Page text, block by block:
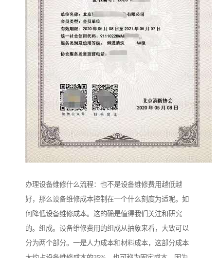
办理设备维修什么流程：也不是设备维修费用越低越
好，那么设备维修成本控制在一个什么刻度为适呢。如
何降低设备维修成本。这的确是值得我们关注和研究
的。组成。设备维修费用的组成从抽象来看，大致可以
分为两个部分。一是人力成本和材料成本，这部分成本